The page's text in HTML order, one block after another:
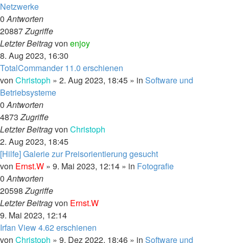
Netzwerke
0Antworten
20887Zugriffe
Letzter Beitragvon enjoy
8. Aug 2023, 16:30
TotalCommander 11.0 erschienen
von Christoph » 2. Aug 2023, 18:45 » in Software und
Betriebsysteme
0Antworten
4873Zugriffe
Letzter Beitragvon Christoph
2. Aug 2023, 18:45
[Hilfe] Galerie zur Preisorientierung gesucht
von Ernst.W » 9. Mai 2023, 12:14 » in Fotografie
0Antworten
20598Zugriffe
Letzter Beitragvon Ernst.W
9. Mai 2023, 12:14
Irfan View 4.62 erschienen
von Christoph » 9. Dez 2022, 18:46 » in Software und